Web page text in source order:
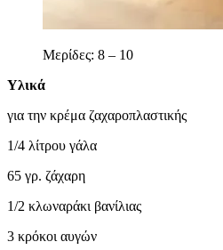
Μερίδες: 8 – 10
Υλικά
για την κρέμα ζαχαροπλαστικής
1/4 λίτρου γάλα
65 γρ. ζάχαρη
1/2 κλωναράκι βανίλιας
3 κρόκοι αυγών